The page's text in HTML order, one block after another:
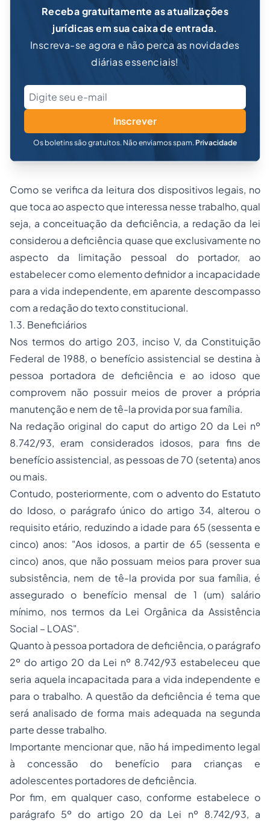
Receba gratuitamente as atualizações
jurídicas em sua caixa de entrada.
Inscreva-se agora e não perca as novidades
diárias essenciais!
Inscrever
Os boletins são gratuitos. Não enviamos spam. Privacidade
Como se verifica da leitura dos dispositivos legais, no
que toca ao aspecto que interessa nesse trabalho, qual
seja, a conceituação da deficiência, a redação da lei
considerou a deficiência quase que exclusivamente no
aspecto da limitação pessoal do portador, ao
estabelecer como elemento definidor a incapacidade
para a vida independente, em aparente descompasso
com a redação do texto constitucional.
1.3. Beneficiários
Nos termos do artigo 203, inciso V, da Constituição
Federal de 1988, o benefício assistencial se destina à
pessoa portadora de deficiência e ao idoso que
comprovem não possuir meios de prover a própria
manutenção e nem de tê-la provida por sua família.
Na redação original do caput do artigo 20 da Lei nº
8.742/93, eram considerados idosos, para fins de
benefício assistencial, as pessoas de 70 (setenta) anos
ou mais.
Contudo, posteriormente, com o advento do Estatuto
do Idoso, o parágrafo único do artigo 34, alterou o
requisito etário, reduzindo a idade para 65 (sessenta e
cinco) anos: "Aos idosos, a partir de 65 (sessenta e
cinco) anos, que não possuam meios para prover sua
subsistência, nem de tê-la provida por sua família, é
assegurado o benefício mensal de 1 (um) salário
mínimo, nos termos da Lei Orgânica da Assistência
Social – LOAS".
Quanto à pessoa portadora de deficiência, o parágrafo
2º do artigo 20 da Lei nº 8.742/93 estabeleceu que
seria aquela incapacitada para a vida independente e
para o trabalho. A questão da deficiência é tema que
será analisado de forma mais adequada na segunda
parte desse trabalho.
Importante mencionar que, não há impedimento legal
à concessão do benefício para crianças e
adolescentes portadores de deficiência.
Por fim, em qualquer caso, conforme estabelece o
parágrafo 5º do artigo 20 da Lei nº 8.742/93, a